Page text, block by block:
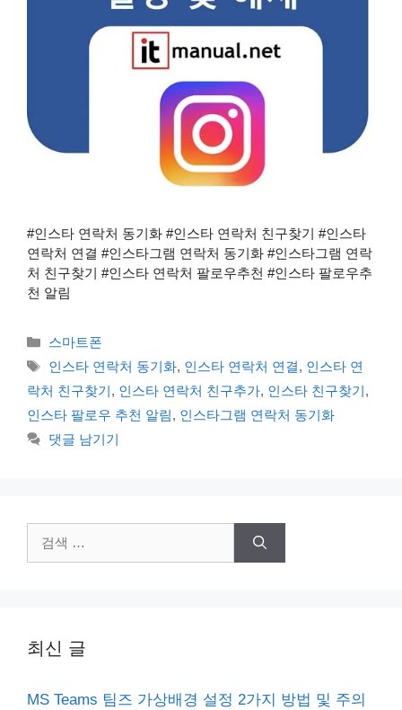
#인스타 연락처 동기화 #인스타 연락처 친구찾기 #인스타
연락처 연결 #인스타그램 연락처 동기화 #인스타그램 연락
처 친구찾기 #인스타 연락처 팔로우추천 #인스타 팔로우추
천 알림
카
테
고
리
스마트폰
태
그
인스타 연락처 동기화, 인스타 연락처 연결, 인스타 연
락처 친구찾기, 인스타 연락처 친구추가, 인스타 친구찾기,
인스타 팔로우 추천 알림, 인스타그램 연락처 동기화
댓글 남기기
색:
최신 글
MS Teams 팀즈 가상배경 설정 2가지 방법 및 주의